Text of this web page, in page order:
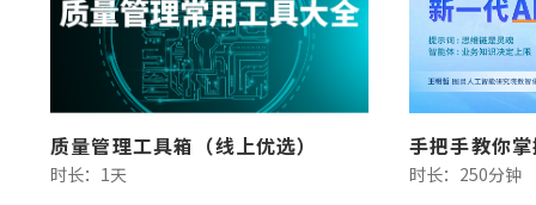
质量管理工具箱（线上优选）
时长：1天 时长：250分钟